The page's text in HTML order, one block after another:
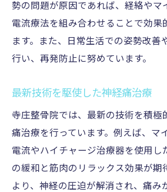
症状に応じた多様な施術法
リハビリテーションとケア
症状の再発を防ぐためのア
勢の問題が原因であれば、経絡やマ
電流療法を組み合わせることで効果
ます。また、日常生活での姿勢改善
行い、再発防止に努めています。
最新技術を駆使した神経痛治療
寺庄整骨院では、最新の技術を積極
痛治療を行っています。例えば、マ
電流やハイチャージ治療器を使用し
の緩和と筋肉のリラックス効果が期
より、神経の圧迫が解消され、痛み